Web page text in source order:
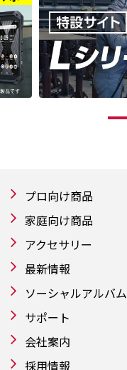
プロ向け商品
家庭向け商品
アクセサリー
最新情報
ソーシャルアルバム
サポート
会社案内
採用情報